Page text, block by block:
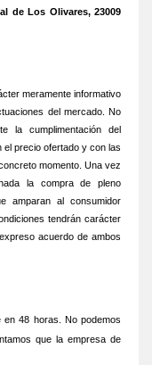
de Los Olivares, 23009
meramente informativo
del mercado. No
la cumplimentación del
precio ofertado y con las
momento. Una vez
la compra de pleno
amparan al consumidor
tendrán carácter
acuerdo de ambos
48 horas. No podemos
que la empresa de